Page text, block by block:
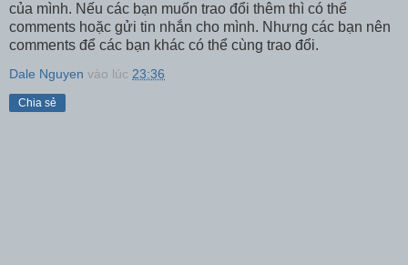
của mình. Nếu các bạn muốn trao đổi thêm thì có thể
comments hoặc gửi tin nhắn cho mình. Nhưng các bạn nên
comments để các bạn khác có thể cùng trao đổi.
Dale Nguyen vào lúc 23:36
Chia sẻ